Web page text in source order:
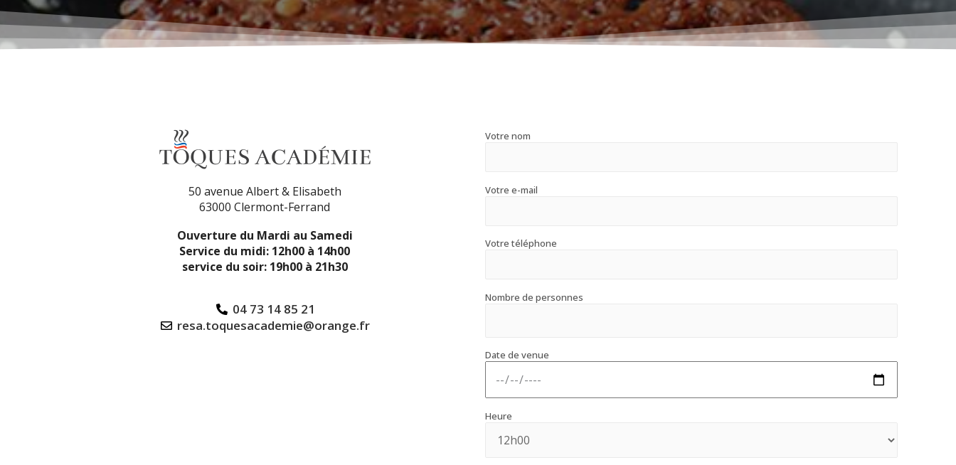
50 avenue Albert & Elisabeth
63000 Clermont-Ferrand
Ouverture du Mardi au Samedi
Service du midi: 12h00 à 14h00
service du soir: 19h00 à 21h30
04 73 14 85 21
resa.toquesacademie@orange.fr
Votre nom
Votre e-mail
Votre téléphone
Nombre de personnes
Date de venue
Heure